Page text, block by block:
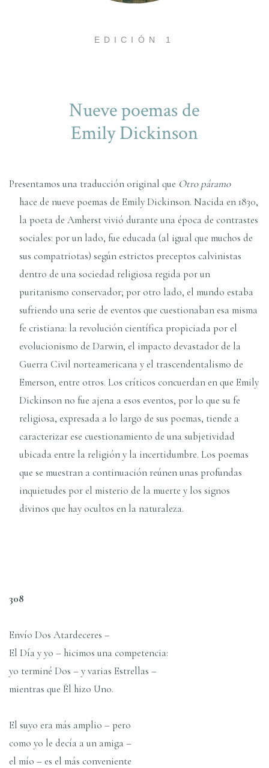
EDICIÓN 1
Nueve poemas de
Emily Dickinson
Presentamos una traducción original que Otro páramo
hace de nueve poemas de Emily Dickinson. Nacida en 1830,
la poeta de Amherst vivió durante una época de contrastes
sociales: por un lado, fue educada (al igual que muchos de
sus compatriotas) según estrictos preceptos calvinistas
dentro de una sociedad religiosa regida por un
puritanismo conservador; por otro lado, el mundo estaba
sufriendo una serie de eventos que cuestionaban esa misma
fe cristiana: la revolución científica propiciada por el
evolucionismo de Darwin, el impacto devastador de la
Guerra Civil norteamericana y el trascendentalismo de
Emerson, entre otros. Los críticos concuerdan en que Emily
Dickinson no fue ajena a esos eventos, por lo que su fe
religiosa, expresada a lo largo de sus poemas, tiende a
caracterizar ese cuestionamiento de una subjetividad
ubicada entre la religión y la incertidumbre. Los poemas
que se muestran a continuación reúnen unas profundas
inquietudes por el misterio de la muerte y los signos
divinos que hay ocultos en la naturaleza.
308
Envío Dos Atardeceres –
El Día y yo – hicimos una competencia:
yo terminé Dos – y varias Estrellas –
mientras que Él hizo Uno.
El suyo era más amplio – pero
como yo le decía a un amiga –
el mío – es el más conveniente